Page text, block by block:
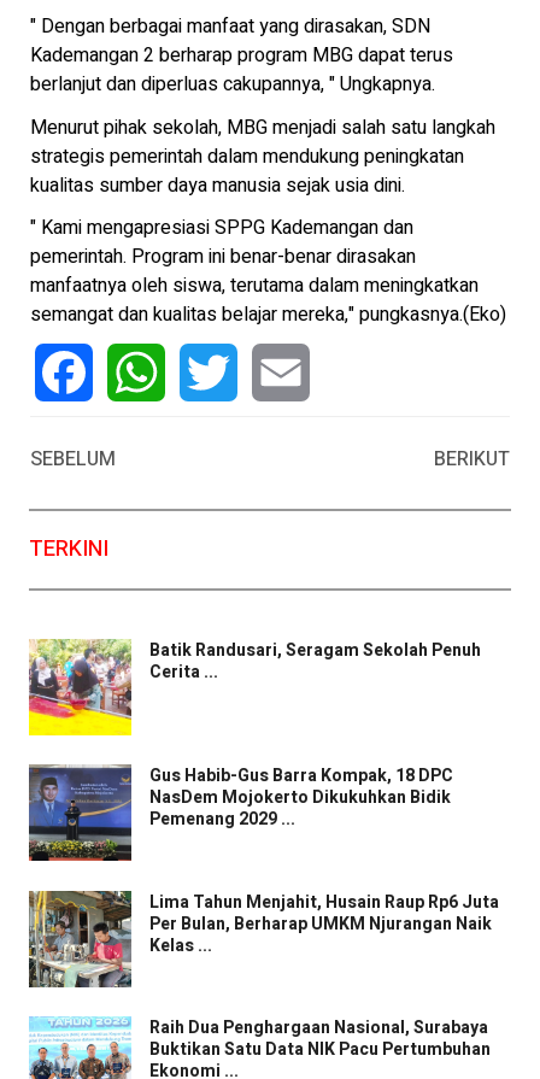
" Dengan berbagai manfaat yang dirasakan, SDN
Kademangan 2 berharap program MBG dapat terus
berlanjut dan diperluas cakupannya, " Ungkapnya.
Menurut pihak sekolah, MBG menjadi salah satu langkah
strategis pemerintah dalam mendukung peningkatan
kualitas sumber daya manusia sejak usia dini.
" Kami mengapresiasi SPPG Kademangan dan
pemerintah. Program ini benar-benar dirasakan
manfaatnya oleh siswa, terutama dalam meningkatkan
semangat dan kualitas belajar mereka," pungkasnya.(Eko)
SEBELUM
BERIKUT
TERKINI
Batik Randusari, Seragam Sekolah Penuh
Cerita ...
Gus Habib-Gus Barra Kompak, 18 DPC
NasDem Mojokerto Dikukuhkan Bidik
Pemenang 2029 ...
Lima Tahun Menjahit, Husain Raup Rp6 Juta
Per Bulan, Berharap UMKM Njurangan Naik
Kelas ...
Raih Dua Penghargaan Nasional, Surabaya
Buktikan Satu Data NIK Pacu Pertumbuhan
Ekonomi ...